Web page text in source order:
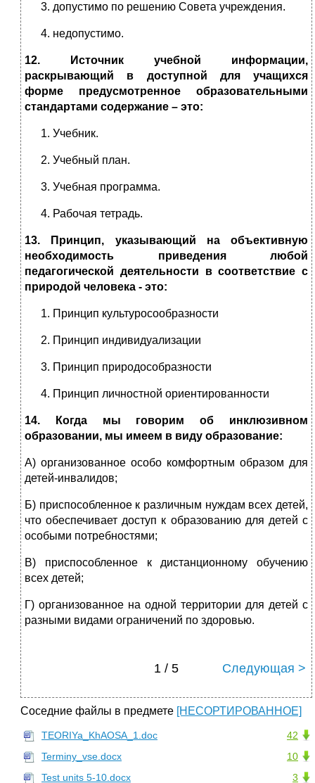
допустимо по решению Совета учреждения.
недопустимо.
12. Источник учебной информации,
раскрывающий в доступной для учащихся
форме предусмотренное образовательными
стандартами содержание – это:
Учебник.
Учебный план.
Учебная программа.
Рабочая тетрадь.
13. Принцип, указывающий на объективную
необходимость приведения любой
педагогической деятельности в соответствие с
природой человека - это:
Принцип культуросообразности
Принцип индивидуализации
Принцип природособразности
Принцип личностной ориентированности
14.
Когда мы говорим об инклюзивном
образовании, мы имеем в виду образование:
А) организованное особо комфортным образом для
детей-инвалидов;
Б) приспособленное к различным нуждам всех детей,
что обеспечивает доступ к образованию для детей с
особыми потребностями;
В) приспособленное к дистанционному обучению
всех детей;
Г) организованное на одной территории для детей с
разными видами ограничений по здоровью.
1 / 5 Следующая >
Соседние файлы в предмете [НЕСОРТИРОВАННОЕ]
42
TEORIYa_KhAOSA_1.doc
10
Terminy_vse.docx
3
Test units 5-10.docx